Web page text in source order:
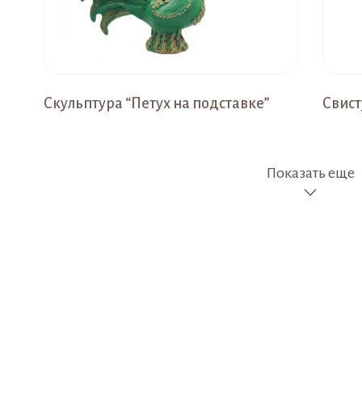
Скульптура “Петух на подставке”
Показать еще